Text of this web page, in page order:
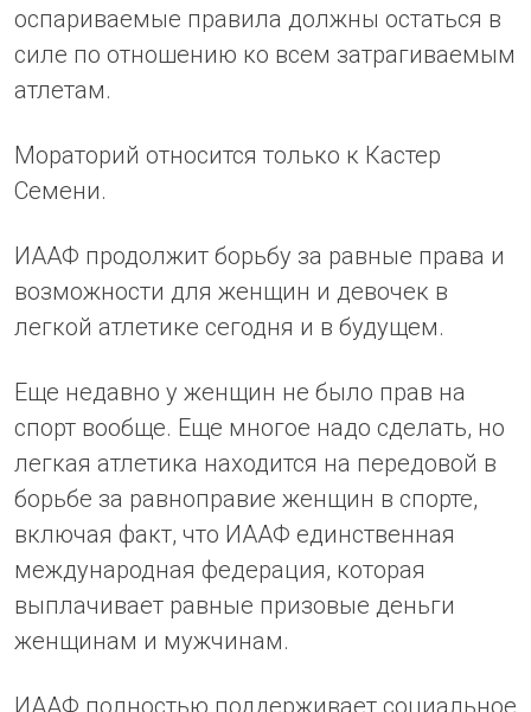
оспариваемые правила должны остаться в
силе по отношению ко всем затрагиваемым
атлетам.
Мораторий относится только к Кастер
Семени.
ИААФ продолжит борьбу за равные права и
возможности для женщин и девочек в
легкой атлетике сегодня и в будущем.
Еще недавно у женщин не было прав на
спорт вообще. Еще многое надо сделать, но
легкая атлетика находится на передовой в
борьбе за равноправие женщин в спорте,
включая факт, что ИААФ единственная
международная федерация, которая
выплачивает равные призовые деньги
женщинам и мужчинам.
ИААФ полностью поддерживает социальное